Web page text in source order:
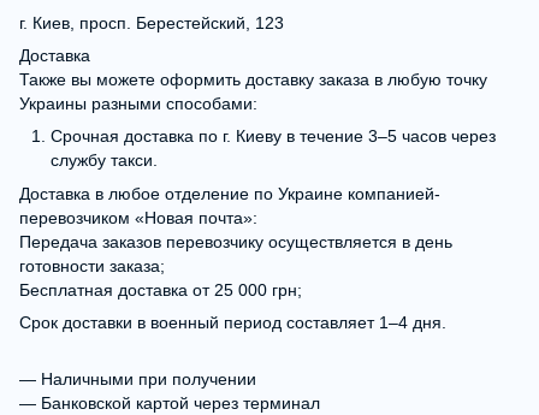
г. Киев, просп. Берестейский, 123
Доставка
Также вы можете оформить доставку заказа в любую точку
Украины разными способами:
Срочная доставка по г. Киеву в течение 3–5 часов через
службу такси.
Доставка в любое отделение по Украине компанией-
перевозчиком «Новая почта»:
Передача заказов перевозчику осуществляется в день
готовности заказа;
Бесплатная доставка от 25 000 грн;
Срок доставки в военный период составляет 1–4 дня.
— Наличными при получении
— Банковской картой через терминал